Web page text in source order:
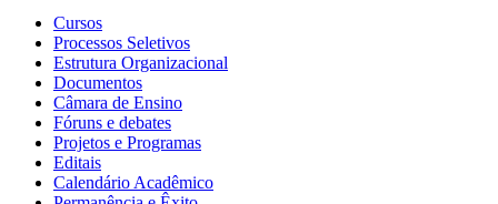
Cursos
Processos Seletivos
Estrutura Organizacional
Documentos
Câmara de Ensino
Fóruns e debates
Projetos e Programas
Editais
Calendário Acadêmico